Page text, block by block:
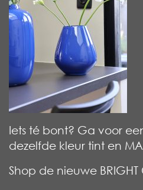
Iets té bont? Ga voor
dezelfde kleur tint en
Shop de nieuwe BRIGHT